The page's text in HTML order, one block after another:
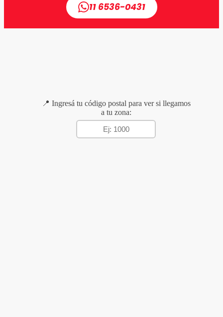
11 6536-0431
📍 Ingresá tu código postal para ver si llegamos
a tu zona: